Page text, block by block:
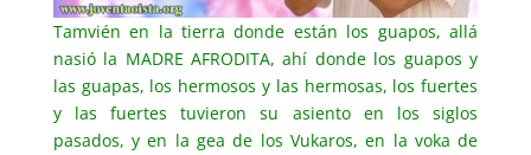
Tamvién en la tierra donde están los guapos, allá
nasió la MADRE AFRODITA, ahí donde los guapos y
las guapas, los hermosos y las hermosas, los fuertes
y las fuertes tuvieron su asiento en los siglos
pasados, y en la gea de los Vukaros, en la voka de